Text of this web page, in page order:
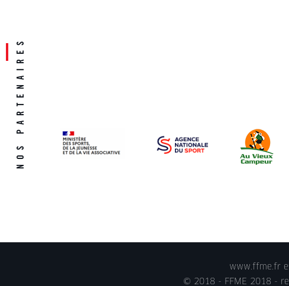
www.ffme.fr
© 2018 - FFME 2018 -